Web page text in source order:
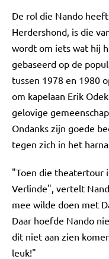
De rol die Nando
Herdershond, is die
wordt om iets wat hij
gebaseerd op de
tussen 1978 en 1980
om kapelaan Erik
gelovige
Ondanks zijn goede
tegen zich in het
"Toen die theatertour
Verlinde", vertelt
mee wilde doen met
Daar hoefde Nando
dit niet aan zien
leuk!"